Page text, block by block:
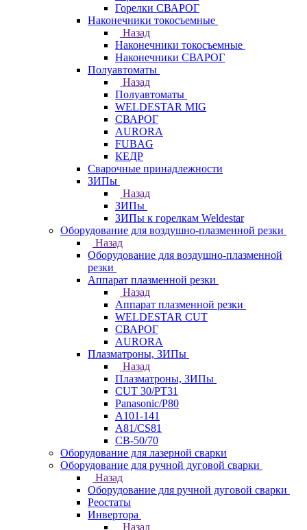
Горелки СВАРОГ
Наконечники токосъемные
Назад
Наконечники токосъемные
Наконечники СВАРОГ
Полуавтоматы
Назад
Полуавтоматы
WELDESTAR MIG
СВАРОГ
AURORA
FUBAG
КЕДР
Сварочные принадлежности
ЗИПы
Назад
ЗИПы
ЗИПы к горелкам Weldestar
Оборудование для воздушно-плазменной резки
Назад
Оборудование для воздушно-плазменной
резки
Аппарат плазменной резки
Назад
Аппарат плазменной резки
WELDESTAR CUT
СВАРОГ
AURORA
Плазматроны, ЗИПы
Назад
Плазматроны, ЗИПы
CUT 30/PT31
Panasonic/P80
А101-141
А81/CS81
СВ-50/70
Оборудование для лазерной сварки
Оборудование для ручной дуговой сварки
Назад
Оборудование для ручной дуговой сварки
Реостаты
Инвертора
Назад